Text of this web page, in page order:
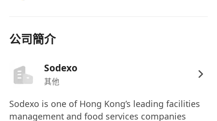
公司簡介
Sodexo
其他
Sodexo is one of Hong Kong’s leading facilities
management and food services companies